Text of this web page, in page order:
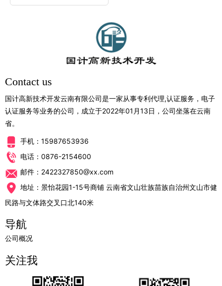
Contact us
国计高新技术开发云南有限公司是一家从事专利代理,认证服务，电子
认证服务等业务的公司，成立于2022年01月13日，公司坐落在云南
省。
手机：15987653936
电话：0876-2154600
邮件：2422327850@xx.com
地址：景怡花园1-15号商铺 云南省文山壮族苗族自治州文山市健
民路与文体路交叉口北140米
导航
公司概况
关注我